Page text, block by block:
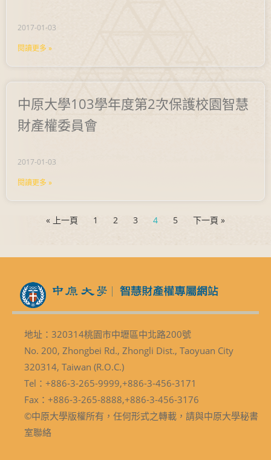
2017-01-03
閱讀更多 »
中原大學103學年度第2次保護校園智慧
財產權委員會
2017-01-03
閱讀更多 »
« 上一頁 1 2 3 4 5 下一頁 »
地址：320314桃園市中壢區中北路200號
No. 200, Zhongbei Rd., Zhongli Dist., Taoyuan City
320314, Taiwan (R.O.C.)
Tel：+886-3-265-9999,+886-3-456-3171
Fax：+886-3-265-8888,+886-3-456-3176
©中原大學版權所有，任何形式之轉載，請與中原大學秘書
室聯絡